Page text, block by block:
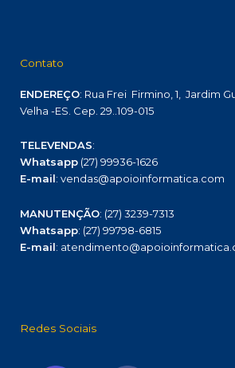
Contato
ENDEREÇO: Rua Frei Firmino, 1, Jardim
Velha -ES. Cep. 29..109-015
TELEVENDAS:
Whatsapp (27) 99936-1626
E-mail: vendas@apoioinformatica.com
MANUTENÇÃO: (27) 3239-7313
Whatsapp: (27) 99798-6815
E-mail:
Redes Sociais